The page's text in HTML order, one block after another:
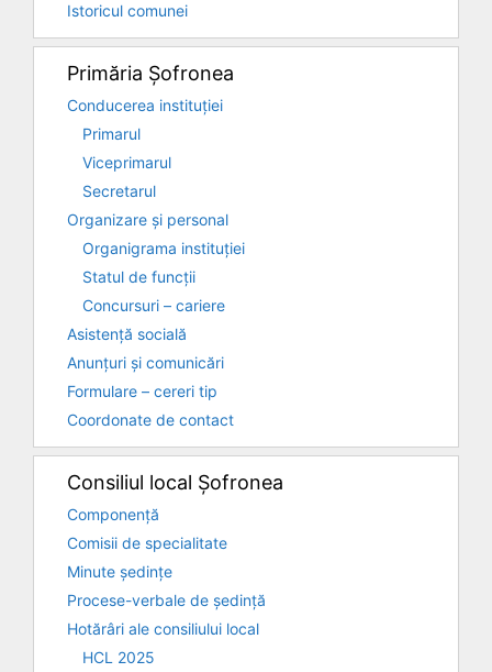
Istoricul comunei
Primăria Șofronea
Conducerea instituției
Primarul
Viceprimarul
Secretarul
Organizare și personal
Organigrama instituției
Statul de funcții
Concursuri – cariere
Asistență socială
Anunțuri și comunicări
Formulare – cereri tip
Coordonate de contact
Consiliul local Șofronea
Componență
Comisii de specialitate
Minute ședințe
Procese-verbale de ședință
Hotărâri ale consiliului local
HCL 2025